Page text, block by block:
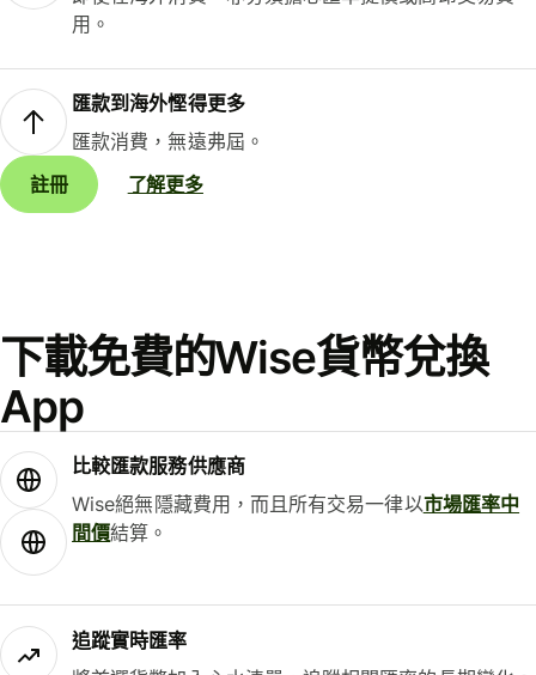
用。
匯款到海外慳得更多
匯款消費，無遠弗屆。
註冊
了解更多
下載免費的Wise貨幣兌換
App
比較匯款服務供應商
Wise絕無隱藏費用，而且所有交易一律以市場匯率中
間價結算。
追蹤實時匯率